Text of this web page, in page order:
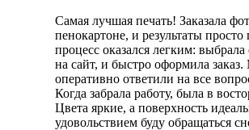
Самая лучшая печать! Заказала
пенокартоне, и результаты
процесс оказался легким: выбрала
на сайт, и быстро оформила
оперативно ответили на все
Когда забрала работу, была в
Цвета яркие, а поверхность
удовольствием буду обращаться